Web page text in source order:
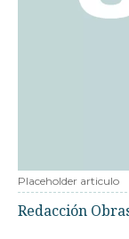
Placeholder articulo
Redacción